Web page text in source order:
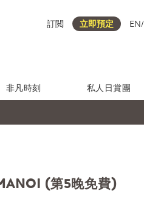
訂閲 立即預定 EN/
非凡時刻 私人日賞團
(第5晚免費)